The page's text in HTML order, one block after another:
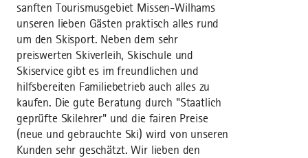
sanften Tourismusgebiet Missen-Wilhams
unseren lieben Gästen praktisch alles rund
um den Skisport. Neben dem sehr
preiswerten Skiverleih, Skischule und
Skiservice gibt es im freundlichen und
hilfsbereiten Familiebetrieb auch alles zu
kaufen. Die gute Beratung durch "Staatlich
geprüfte Skilehrer" und die fairen Preise
(neue und gebrauchte Ski) wird von unseren
Kunden sehr geschätzt. Wir lieben den